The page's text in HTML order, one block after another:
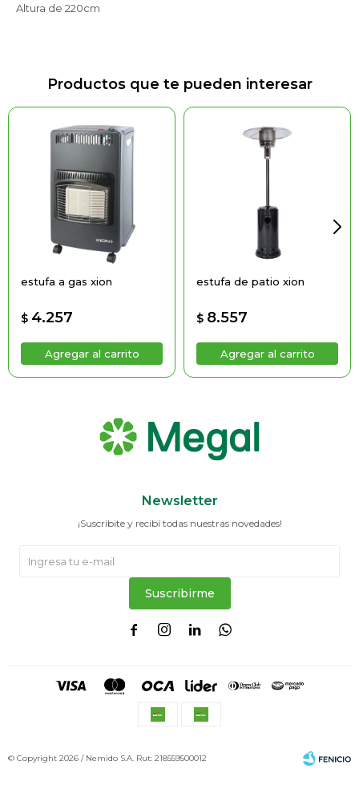
Altura de 220cm
Productos que te pueden interesar
estufa a gas xion
$ 4.257
estufa de patio xion
$ 8.557
Newsletter
¡Suscribite y recibí todas nuestras novedades!
Suscribirme
   
© Copyright 2026 / Nemido S.A. Rut: 218559500012